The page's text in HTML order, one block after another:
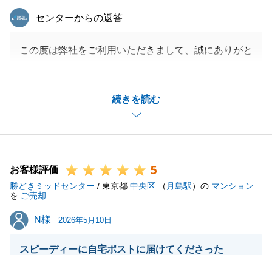
続きを読む
東急リバブル
センターからの返答
この度は弊社をご利用いただきまして、誠にありがと
また、いただいたご意見を真摯に受け止め、今後のサ
ービス向上に努めてまいります。
お客様評価 5
勝どきミッドセンター / 東京都 中央区 （ 月島駅）の マンション
を ご売却
N様
N様 2026年5月10日
スピーディーに自宅ポストに届けてくださった